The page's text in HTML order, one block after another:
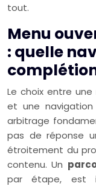
tout.
Menu
: quelle
Le choix entre
et une
arbitrage
pas de réponse
étroitement du
contenu. Un
par étape, est